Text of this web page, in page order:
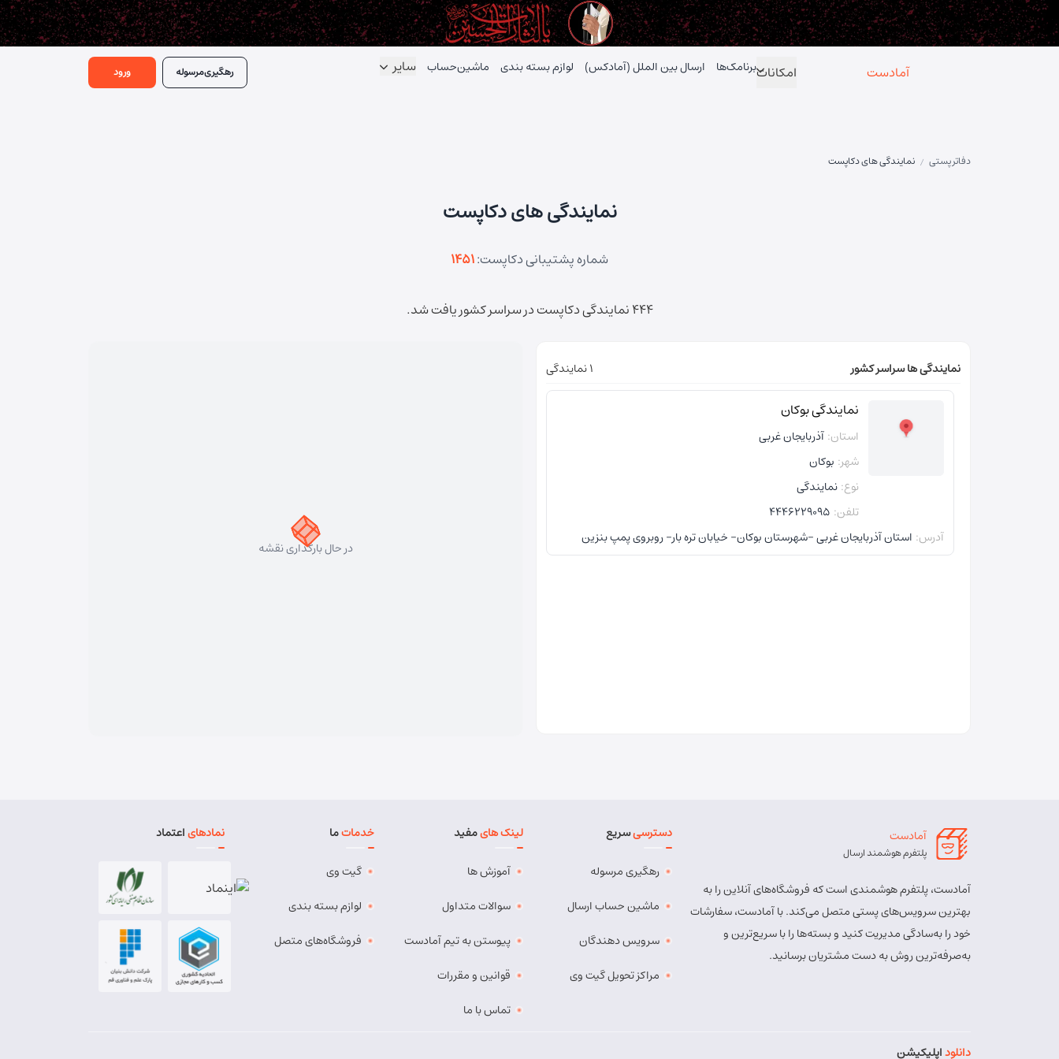
آمادست امکاناتبرنامک‌ها ارسال بین الملل (آمادکس) لوازم بسته بندی ماشین‌حساب سایر رهگیریمرسوله ورود
دفاتر پستی / نمایندگی های دکاپست
نمایندگی های دکاپست
شماره پشتیبانی دکاپست:1451
444 نمایندگی دکاپست در سراسر کشور یافت شد.
نمایندگی ها سراسر کشور 1 نمایندگی
نمایندگی بوکان
استان: آذربایجان غربی
شهر: بوکان
نوع: نمایندگی
تلفن: 4446229095
آدرس: استان آذربایجان غربی -‌شهرستان بوکان- خیابان تره بار- روبروی پمپ بنزین
در حال بارگذاری نقشه
آمادست
پلتفرم هوشمند ارسال
آمادست، پلتفرم هوشمندی است که فروشگاه‌های آنلاین را به
بهترین سرویس‌های پستی متصل می‌کند. با آمادست، سفارشات
خود را به‌سادگی مدیریت کنید و بسته‌ها را با سریع‌ترین و
به‌صرفه‌ترین روش به دست مشتریان برسانید.
دسترسیسریع
رهگیری مرسوله
ماشین حساب ارسال
سرویس دهندگان
مراکز تحویل گیت وی
لینک هایمفید
آموزش ها
سوالات متداول
پیوستن به تیم آمادست
قوانین و مقررات
تماس با ما
خدماتما
گیت وی
لوازم بسته بندی
فروشگاه‌های متصل
نمادهایاعتماد
دانلوداپلیکیشن